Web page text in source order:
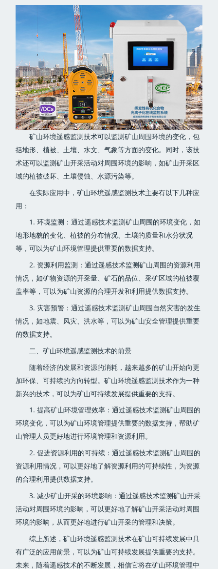
矿山环境遥感监测技术可以监测矿山周围环境的变化，包
括地形、植被、土壤、水文、气象等方面的变化。同时，该技
术还可以监测矿山开采活动对周围环境的影响，如矿山开采区
域的植被破坏、土壤侵蚀、水源污染等。
在实际应用中，矿山环境遥感监测技术主要有以下几种应
用：
1. 环境监测：通过遥感技术监测矿山周围的环境变化，如
地形地貌的变化、植被的分布情况、土壤的质量和水分状况
等，可以为矿山环境管理提供重要的数据支持。
2. 资源利用监测：通过遥感技术监测矿山周围的资源利用
情况，如矿物资源的开采量、矿石的品位、采矿区域的植被覆
盖率等，可以为矿山资源的合理开发和利用提供数据支持。
3. 灾害预警：通过遥感技术监测矿山周围自然灾害的发生
情况，如地震、风灾、洪水等，可以为矿山安全管理提供重要
的数据支持。
二、矿山环境遥感监测技术的前景
随着经济的发展和资源的消耗，越来越多的矿山开始向更
加环保、可持续的方向转型。矿山环境遥感监测技术作为一种
新兴的技术，可以为矿山可持续发展提供重要的支持。
1. 提高矿山环境管理效率：通过遥感技术监测矿山周围的
环境变化，可以为矿山环境管理提供重要的数据支持，帮助矿
山管理人员更好地进行环境管理和资源利用。
2. 促进资源利用的可持续：通过遥感技术监测矿山周围的
资源利用情况，可以更好地了解资源利用的可持续性，为资源
的合理利用提供数据支持。
3. 减少矿山开采的环境影响：通过遥感技术监测矿山开采
活动对周围环境的影响，可以更好地了解矿山开采活动对周围
环境的影响，从而更好地进行矿山开采的管理和决策。
综上所述，矿山环境遥感监测技术在矿山可持续发展中具
有广泛的应用前景，可以为矿山可持续发展提供重要的支持。
未来，随着遥感技术的不断发展，相信它将在矿山环境管理中